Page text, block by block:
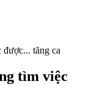
tăng ca
tìm việc